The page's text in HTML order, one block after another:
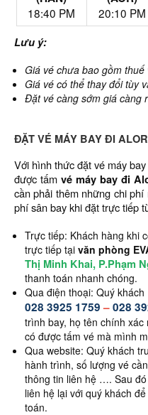
18:40 PM
20:10 PM
Lưu ý:
Giá vé chưa bao gồm thuế
Giá vé có thể thay đổi tùy
Đặt vé càng sớm giá càng
ĐẶT VÉ MÁY BAY ĐI
Với hình thức đặt vé máy
được tấm vé máy bay đi
cần phải thêm những chi
phí sân bay khi đặt trực tiếp
Trực tiếp: Khách hàng khi
trực tiếp tại văn phòng
Thị Minh Khai, P.Phạm
thanh toán nhanh chóng.
Qua điện thoại: Quý
028 3925 1759–028
trình bay, họ tên chính
có được tấm vé mà mình
Qua website: Quý khách
hành trình, số lượng vé
thông tin liên hệ …. Sau
liên hệ lại với quý khách
toán.